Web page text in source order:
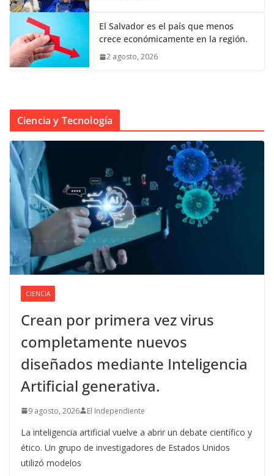
El Salvador es el país que menos
crece económicamente en la región.
2 agosto, 2026
Ciencia y Tecnología
CIENCIA
Crean por primera vez virus
completamente nuevos
diseñados mediante Inteligencia
Artificial generativa.
9 agosto, 2026 El Independiente
La inteligencia artificial vuelve a abrir un debate científico y
ético. Un grupo de investigadores de Estados Unidos
utilizó modelos